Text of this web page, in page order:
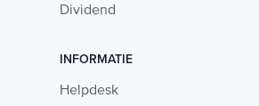
Dividend
INFORMATIE
Helpdesk